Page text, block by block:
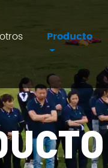
Producto